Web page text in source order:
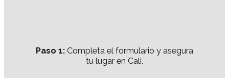
Paso 1: Completa el formulario y asegura
tu lugar en Cali.